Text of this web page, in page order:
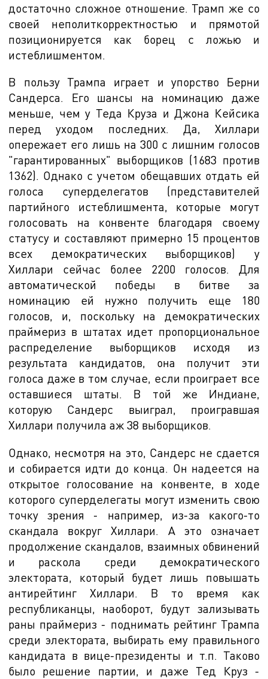
достаточно сложное отношение. Трамп же со
своей неполиткорректностью и прямотой
позиционируется как борец с ложью и
истеблишментом.
В пользу Трампа играет и упорство Берни
Сандерса. Его шансы на номинацию даже
меньше, чем у Теда Круза и Джона Кейсика
перед уходом последних. Да, Хиллари
опережает его лишь на 300 с лишним голосов
"гарантированных" выборщиков (1683 против
1362). Однако с учетом обещавших отдать ей
голоса суперделегатов (представителей
партийного истеблишмента, которые могут
голосовать на конвенте благодаря своему
статусу и составляют примерно 15 процентов
всех демократических выборщиков) у
Хиллари сейчас более 2200 голосов. Для
автоматической победы в битве за
номинацию ей нужно получить еще 180
голосов, и, поскольку на демократических
праймериз в штатах идет пропорциональное
распределение выборщиков исходя из
результата кандидатов, она получит эти
голоса даже в том случае, если проиграет все
оставшиеся штаты. В той же Индиане,
которую Сандерс выиграл, проигравшая
Хиллари получила аж 38 выборщиков.
Однако, несмотря на это, Сандерс не сдается
и собирается идти до конца. Он надеется на
открытое голосование на конвенте, в ходе
которого суперделегаты могут изменить свою
точку зрения - например, из-за какого-то
скандала вокруг Хиллари. А это означает
продолжение скандалов, взаимных обвинений
и раскола среди демократического
электората, который будет лишь повышать
антирейтинг Хиллари. В то время как
республиканцы, наоборот, будут зализывать
раны праймериз - поднимать рейтинг Трампа
среди электората, выбирать ему правильного
кандидата в вице-президенты и т.п. Таково
было решение партии, и даже Тед Круз -